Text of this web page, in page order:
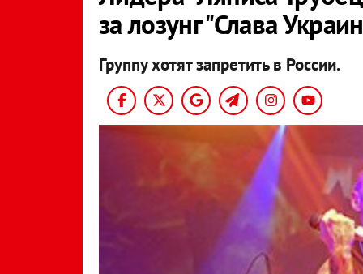
за лозунг "Слава
Группу хотят запретить в России.